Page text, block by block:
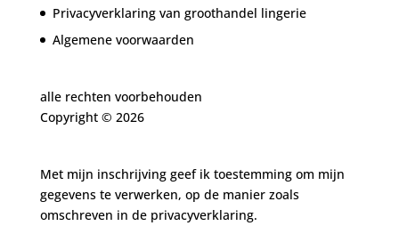
Privacyverklaring van groothandel lingerie
Algemene voorwaarden
alle rechten voorbehouden
Copyright © 2026
Met mijn inschrijving geef ik toestemming om mijn
gegevens te verwerken, op de manier zoals
omschreven in de privacyverklaring.